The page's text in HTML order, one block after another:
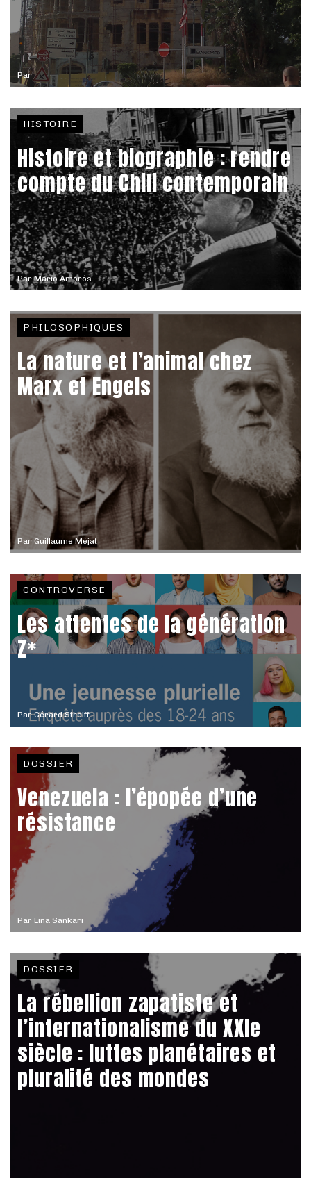
Par
ParMario Amorós
HISTOIRE
Histoire et biographie : rendre
compte du Chili contemporain
Par Guillaume Méjat
PHILOSOPHIQUES
La nature et l’animal chez
Marx et Engels
ParGérard Streiff
CONTROVERSE
Les attentes de la génération
Z*
Par Lina Sankari
DOSSIER
Venezuela : l’épopée d’une
résistance
DOSSIER
La rébellion zapatiste et
l’internationalisme du XXIe
siècle : luttes planétaires et
pluralité des mondes